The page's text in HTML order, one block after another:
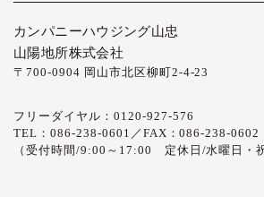
カンパニーハウジング山忠
山陽地所株式会社
〒700-0904 岡山市北区柳町2-4-23
フリーダイヤル：0120-927-576
TEL：086-238-0601／FAX：086-238-0602
（受付時間/9:00～17:00 定休日/水曜日・